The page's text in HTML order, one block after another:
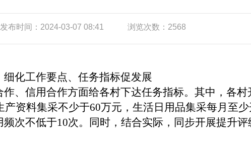
发布时间：2024-03-07 08:41 浏览次数：2568
化工作要点、任务指标促发展
、信用合作方面给各村下达任务指标。其中，各
产资料集采不少于60万元，生活日用品集采每月至
次不低于10次。同时，结合实际，同步开展提升